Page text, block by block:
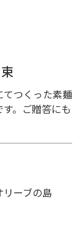
つくった素麺
。ご贈答にも
ーブの島